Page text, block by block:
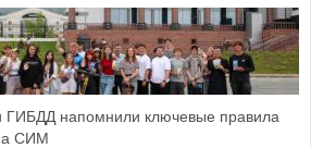
ГИБДД напомнили ключевые правила
СИМ